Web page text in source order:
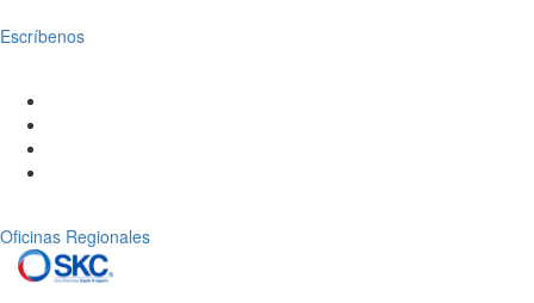
Escríbenos
Oficinas Regionales